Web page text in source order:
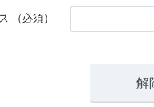
（必須）